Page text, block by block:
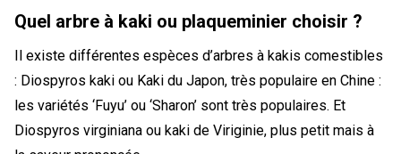
Quel arbre à kaki ou plaqueminier choisir ?
Il existe différentes espèces d’arbres à kakis comestibles
: Diospyros kaki ou Kaki du Japon, très populaire en Chine :
les variétés ‘Fuyu’ ou ‘Sharon’ sont très populaires. Et
Diospyros virginiana ou kaki de Viriginie, plus petit mais à